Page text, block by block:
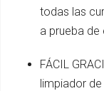
todas las
a prueba de
FÁCIL
limpiador